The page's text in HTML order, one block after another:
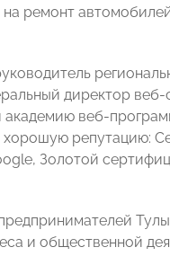
ремонт
директор
веб-
хорошую репутацию:
Золотой
и общественной